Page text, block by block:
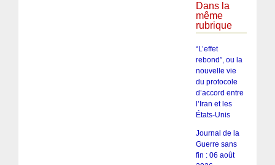
Dans la
même
rubrique
“L’effet
rebond”, ou la
nouvelle vie
du protocole
d’accord entre
l’Iran et les
États-Unis
Journal de la
Guerre sans
fin : 06 août